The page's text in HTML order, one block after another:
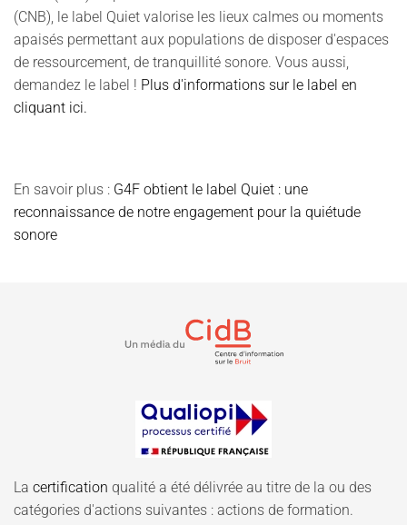
(CNB), le label Quiet valorise les lieux calmes ou moments
apaisés permettant aux populations de disposer d'espaces
de ressourcement, de tranquillité sonore. Vous aussi,
demandez le label ! Plus d'informations sur le label en
cliquant ici.
En savoir plus : G4F obtient le label Quiet : une
reconnaissance de notre engagement pour la quiétude
sonore
La certification qualité a été délivrée au titre de la ou des
catégories d'actions suivantes : actions de formation.